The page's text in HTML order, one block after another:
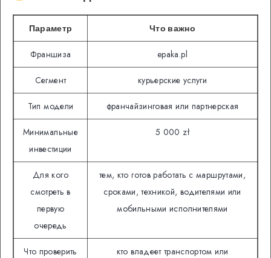
Параметр Что важно
Франшиза epaka.pl
Сегмент курьерские услуги
Тип модели франчайзинговая или партнерская
Минимальные
инвестиции
5 000 zł
Для кого
смотреть в
первую
очередь
тем, кто готов работать с маршрутами,
сроками, техникой, водителями или
мобильными исполнителями
Что проверить
кто владеет транспортом или